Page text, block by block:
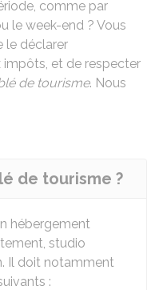
comme par
le week-end ? Vous
le déclarer
impôts, et de respecter
de tourisme. Nous
de tourisme ?
hébergement
studio
Il doit notamment
: